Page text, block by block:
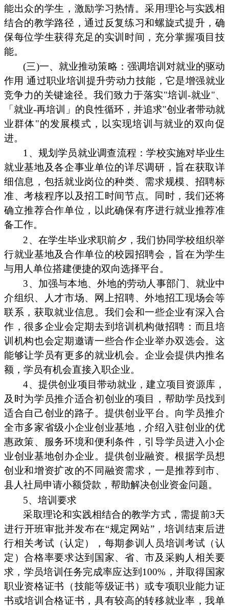
能出众的学生，激励学习热情。采用理论与实践相
结合的教学路径，通过反复练习和螺旋式提升，确
保每位学生获得充足的实训时间，充分掌握项目技
能。
(三)一、就业推动策略：强调培训对就业的驱动
作用 通过职业培训提升劳动力技能，它是增强就业
竞争力的关键途径。我们致力于落实"培训-就业"、
「就业-再培训」的良性循环，并追求"创业者带动就
业群体"的发展模式，以实现培训与就业的双向促
进。
1、规划学员就业调查流程：学校实施对毕业生
就业基地及各企事业单位的详尽调研，旨在获取详
细信息，包括就业岗位的种类、需求规模、招聘标
准、考核程序以及招工时间节点。同时，我们还将
确立推荐合作单位，以此确保有序进行就业推荐准
备工作。
2、在学生毕业求职前夕，我们协同学校组织举
行就业基地及合作单位的校园招聘会，旨在为学生
与用人单位搭建便捷的双向选择平台。
3、加强与本地、外地的劳动人事部门、就业中
介组织、人才市场、网上招聘、外地招工现场会等
联系，获取就业信息。我们会和一些企业有深入合
作，很多企业会定期去到培训机构做招聘：而且培
训机构也会定期邀请一些合作企业举办双选会。这
能够让学员有更多的就业机会。企业会提供内推名
额，学员有机会直接入职企业。
4、提供创业项目带动就业，建立项目资源库，
及时为学员推介适合初创业的项目，帮助学员找到
适合自己创业的路子。提供创业平台。向学员推介
全市多家省级小企业创业基地，介绍入驻创业的优
惠政策、服务环境和便利条件，引导学员进入小企
业创业基地创办企业。提供创业融资。根据学员想
创业和增资扩改的不同融资需求，一是推荐到市、
县人社局申请小额贷款，帮助解决创业资金问题。
5、培训要求
采取理论和实践相结合的教学方式，需提前3天
进行开班审批并发布在“规定网站”，培训结束后进
行相关考试（认定），每期参训人员培训考试（认
定）合格率要求达到国家、省、市及采购人相关要
求，学员培训任务完成率应达到100%，并取得国家
职业资格证书（技能等级证书）或专项职业能力证
书或培训合格证书，具有较高的转移就业率，我单